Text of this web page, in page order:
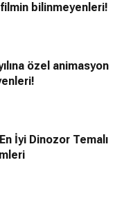
filmin bilinmeyenleri!
özel animasyon
İyi Dinozor Temalı